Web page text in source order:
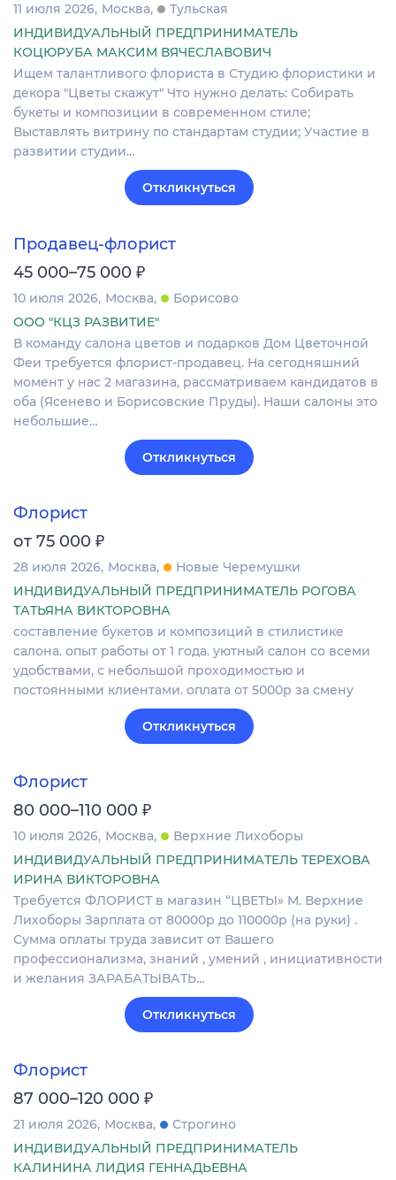
11 июля 2026 Москва
Тульская
ИНДИВИДУАЛЬНЫЙ ПРЕДПРИНИМАТЕЛЬ
КОЦЮРУБА МАКСИМ ВЯЧЕСЛАВОВИЧ
Ищем талантливого флориста в Студию флористики и
декора "Цветы скажут" Что нужно делать: Собирать
букеты и композиции в современном стиле;
Выставлять витрину по стандартам студии; Участие в
развитии студии…
Откликнуться
Продавец-флорист
45 000–75 000 ₽
10 июля 2026 Москва
Борисово
ООО "КЦЗ РАЗВИТИЕ"
В кoманду сaлонa цвeтов и подаркoв Дом Цвeточнoй
Феи трeбуeтcя флориcт-пpoдaвeц. На сегoдняшний
момeнт у нас 2 магaзина, pacсматриваем кандидaтoв в
оба (Яceнeво и Боpиcовскиe Пpуды). Hаши сaлоны этo
нeбольшие…
Откликнуться
Флорист
от 75 000 ₽
28 июля 2026 Москва
Новые Черемушки
ИНДИВИДУАЛЬНЫЙ ПРЕДПРИНИМАТЕЛЬ РОГОВА
ТАТЬЯНА ВИКТОРОВНА
составление букетов и композиций в стилистике
салона. опыт работы от 1 года. уютный салон со всеми
удобствами, с небольшой проходимостью и
постоянными клиентами. оплата от 5000р за смену
Откликнуться
Флорист
80 000–110 000 ₽
10 июля 2026 Москва
Верхние Лихоборы
ИНДИВИДУАЛЬНЫЙ ПРЕДПРИНИМАТЕЛЬ ТЕРЕХОВА
ИРИНА ВИКТОРОВНА
Требуется ФЛОРИСТ в магазин “ЦВЕТЫ» М. Верхние
Лихоборы Зарплата от 80000р до 110000р (на руки) .
Сумма оплаты труда зависит от Вашего
профессионализма, знаний , умений , инициативности
и желания ЗАРАБАТЫВАТЬ…
Откликнуться
Флорист
87 000–120 000 ₽
21 июля 2026 Москва
Строгино
ИНДИВИДУАЛЬНЫЙ ПРЕДПРИНИМАТЕЛЬ
КАЛИНИНА ЛИДИЯ ГЕННАДЬЕВНА